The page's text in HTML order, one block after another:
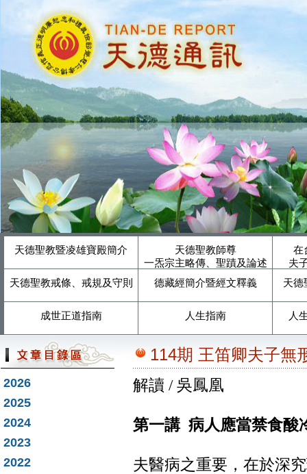
天德聖教暨凌雄寶殿簡介
天德聖教師尊
一炁宗主略傳、聖蹟及論述
在
夫
天德聖教戒條、戒規及守則
德藏經簡介暨經文釋義 天德
成世正道指南 人生指南 人
2026
2025
2024
2023
2022
114期 王笛卿夫子無
解讀 / 吳鳳凰
第一講 病人應當禁食酸
夫醫病之重要，在於深